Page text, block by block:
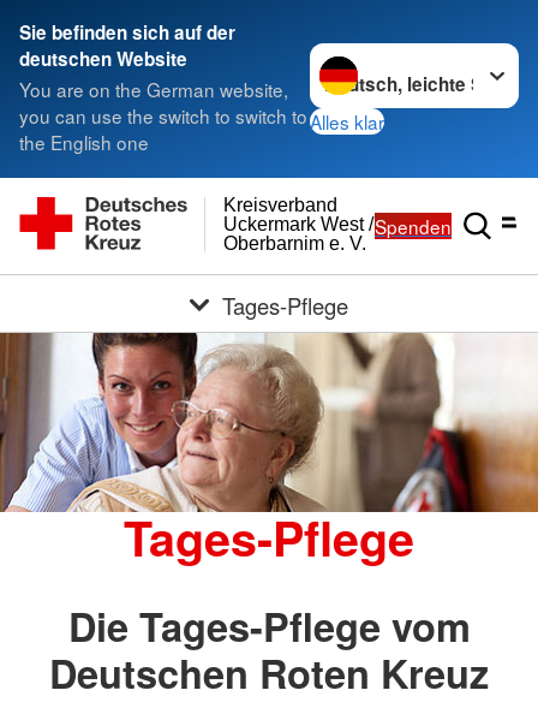
Sie befinden sich auf der
deutschen Website
You are on the German website,
you can use the switch to switch to
the English one
Sprache wechseln zu
Alles klar
Oberbarnim e. V.
Uckermark West /
Kreisverband
Spenden
Tages-Pflege
Tages-Pflege
Die Tages-Pflege vom
Deutschen Roten Kreuz